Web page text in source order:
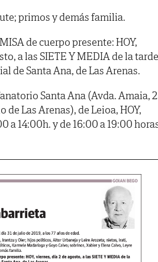
primos y demás familia.
de cuerpo presente: HOY,
a las SIETE Y MEDIA de la
de Santa Ana, de Las Arenas.
Santa Ana (Avda. Amaia,
Las Arenas), de Leioa, HOY,
a 14:00h. y de 16:00 a 19:00